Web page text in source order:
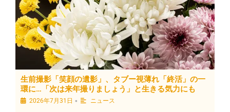
生前撮影「笑顔の遺影」、タブー視薄れ「終活」の一
環に…「次は来年撮りましょう」と生きる気力にも
2026年7月31日 • ニュース